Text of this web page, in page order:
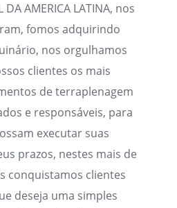
AMERICA LATINA, nos
fomos adquirindo
nos orgulhamos
clientes os mais
de terraplenagem
e responsáveis, para
executar suas
prazos, nestes mais de
conquistamos clientes
deseja uma simples